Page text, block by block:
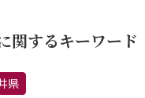
関するキーワード
県